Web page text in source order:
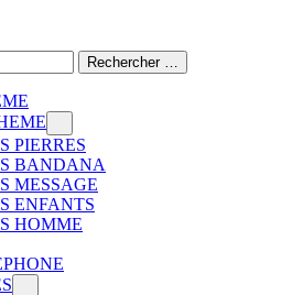
Rechercher …
PIERRES
BANDANA
MESSAGE
ENFANTS
HOMME